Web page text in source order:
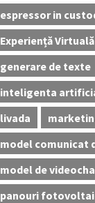
espressor in
Experiență Virtuală
generare de texte
inteligenta
livada
model comunicat
model de
panouri